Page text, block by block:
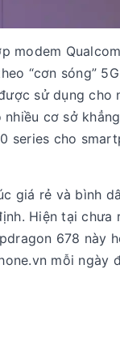
“cơn sóng”
sử dụng cho
cơ sở
series cho
giá rẻ và bình
Hiện tại chưa
678 này
mỗi ngày